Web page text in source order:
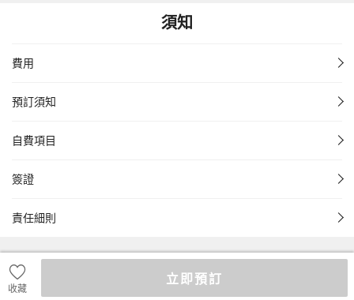
須知
費用
預訂須知
自費項目
簽證
責任細則
收藏
立即預訂